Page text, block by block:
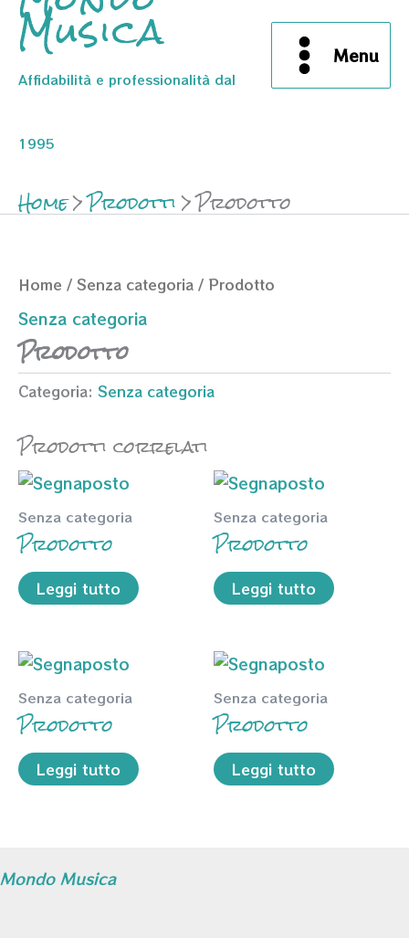
Musica
Affidabilità e professionalità dal
1995
Menu
Home Prodotti Prodotto
Home / Senza categoria / Prodotto
Senza categoria
Prodotto
Categoria: Senza categoria
Prodotti correlati
Senza categoria
Prodotto
Leggi tutto
Senza categoria
Prodotto
Leggi tutto
Senza categoria
Prodotto
Leggi tutto
Senza categoria
Prodotto
Leggi tutto
Mondo Musica